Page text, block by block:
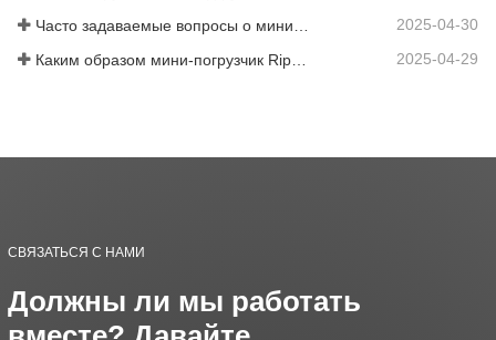
2025-04-30
Каким образом мини-погрузчик Rippa повышает эффективность работы фермы? 2025-04-29
СВЯЗАТЬСЯ С НАМИ
Должны ли мы работать